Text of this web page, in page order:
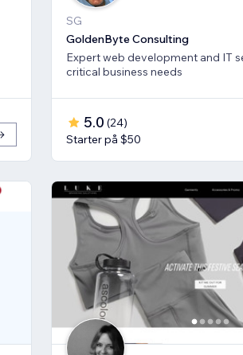
SG
GoldenByte Consulting
Expert web development and IT
critical business needs
5.0 (24)
Starter på $50